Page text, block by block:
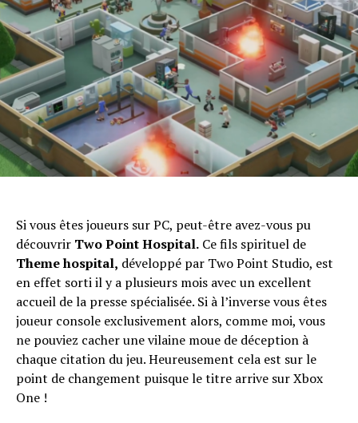
Si vous êtes joueurs sur PC, peut-être avez-vous pu
découvrir Two Point Hospital. Ce fils spirituel de
Theme hospital, développé par Two Point Studio, est
en effet sorti il y a plusieurs mois avec un excellent
accueil de la presse spécialisée. Si à l’inverse vous êtes
joueur console exclusivement alors, comme moi, vous
ne pouviez cacher une vilaine moue de déception à
chaque citation du jeu. Heureusement cela est sur le
point de changement puisque le titre arrive sur Xbox
One !